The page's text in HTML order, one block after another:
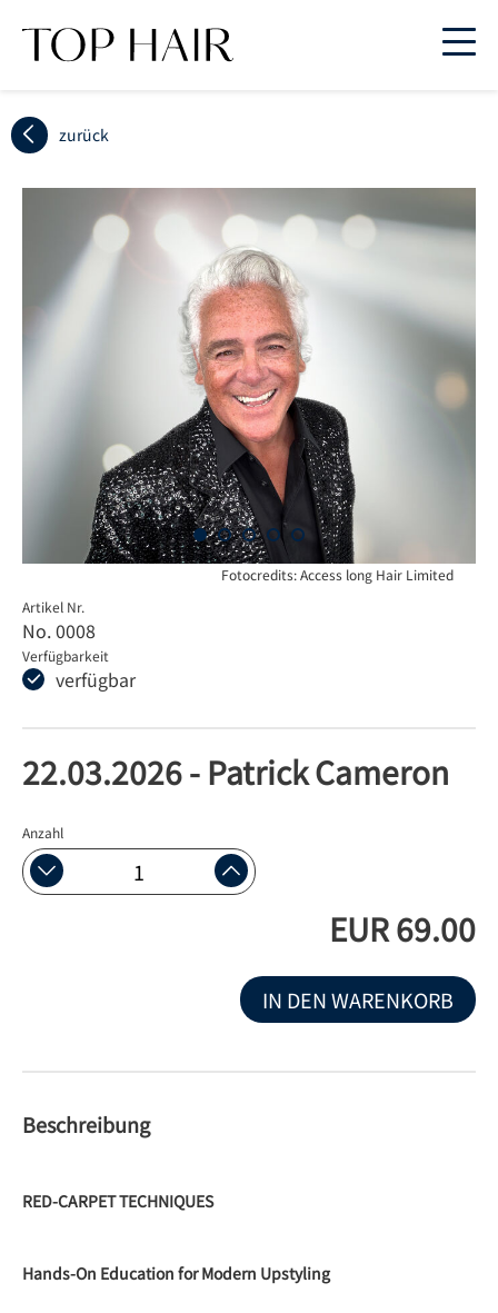
zurück
Fotocredits: Access long Hair Limited
Artikel Nr.
No. 0008
Verfügbarkeit
verfügbar
22.03.2026 - Patrick Cameron
Anzahl
EUR 69.00
IN DEN WARENKORB
Beschreibung
RED-CARPET TECHNIQUES
Hands-On Education for Modern Upstyling